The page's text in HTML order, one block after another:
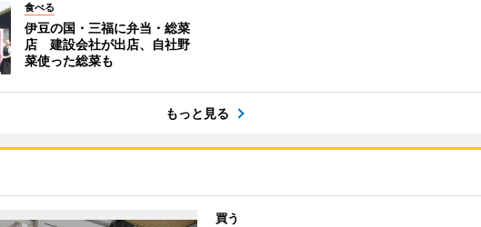
食べる
伊豆の国・三福に弁当・総菜
店 建設会社が出店、自社野
菜使った総菜も
もっと見る
買う